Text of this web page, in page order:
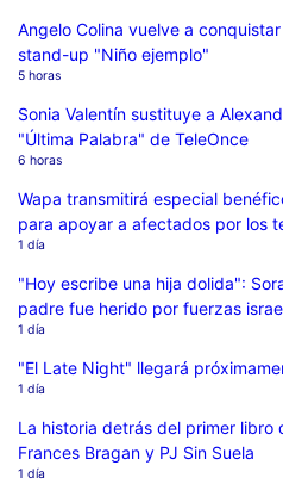
Angelo Colina vuelve a
stand-up "Niño ejemplo"
5 horas
Sonia Valentín sustituye a
"Última Palabra" de TeleOnce
6 horas
Wapa transmitirá especial
para apoyar a afectados por los
1 día
"Hoy escribe una hija dolida":
padre fue herido por fuerzas
1 día
"El Late Night" llegará
1 día
La historia detrás del primer libro
Frances Bragan y PJ Sin Suela
1 día